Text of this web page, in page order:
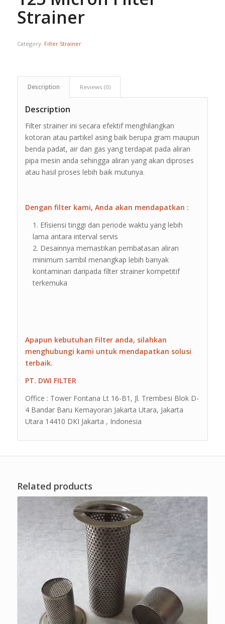
Strainer
Category: Filter Strainer
Description Reviews (0)
Description
Filter strainer ini secara efektif menghilangkan
kotoran atau partikel asing baik berupa gram maupun
benda padat, air dan gas yang terdapat pada aliran
pipa mesin anda sehingga aliran yang akan diproses
atau hasil proses lebih baik mutunya.
Dengan filter kami, Anda akan mendapatkan :
Efisiensi tinggi dan periode waktu yang lebih
lama antara interval servis
Desainnya memastikan pembatasan aliran
minimum sambil menangkap lebih banyak
kontaminan daripada filter strainer kompetitif
terkemuka
Apapun kebutuhan Filter anda, silahkan
menghubungi kami untuk mendapatkan solusi
terbaik.
PT. DWI FILTER
Office : Tower Fontana Lt 16-B1, Jl. Trembesi Blok D-
4 Bandar Baru Kemayoran Jakarta Utara, Jakarta
Utara 14410 DKI Jakarta , Indonesia
Related products